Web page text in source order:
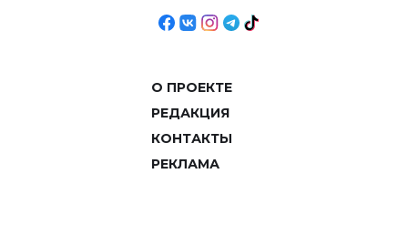
О ПРОЕКТЕ
РЕДАКЦИЯ
КОНТАКТЫ
РЕКЛАМА